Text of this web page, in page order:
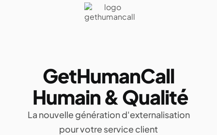
GetHumanCall
Humain & Qualité
La nouvelle génération d'externalisation
pour votre service client